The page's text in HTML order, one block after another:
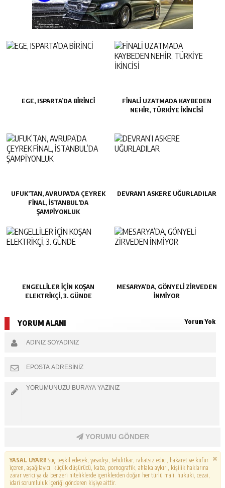
EGE, ISPARTA’DA BİRİNCİ
FİNALİ UZATMADA KAYBEDEN
NEHİR, TÜRKİYE İKİNCİSİ
UFUK’TAN, AVRUPA’DA ÇEYREK
FİNAL, İSTANBUL’DA
ŞAMPİYONLUK
DEVRAN’I ASKERE UĞURLADILAR
ENGELLİLER İÇİN KOŞAN
ELEKTRİKÇİ, 3. GÜNDE
MESARYA’DA, GÖNYELİ ZİRVEDEN
İNMİYOR
YORUM ALANI Yorum Yok
YORUMU GÖNDER
YASAL UYARI!Suç teşkil edecek, yasadışı, tehditkar, rahatsız edici, hakaret ve küfür
içeren, aşağılayıcı, küçük düşürücü, kaba, pornografik, ahlaka aykırı, kişilik haklarına
zarar verici ya da benzeri niteliklerde içeriklerden doğan her türlü mali, hukuki, cezai,
idari sorumluluk içeriği gönderen kişiye aittir.